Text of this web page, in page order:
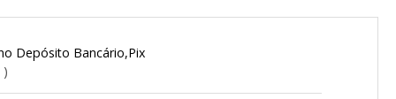
Depósito Bancário,Pix